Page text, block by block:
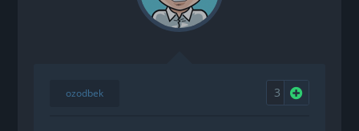
ozodbek 3 Нравится